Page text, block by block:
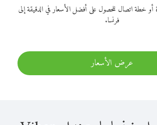
خطة اتصال للحصول على أفضل الأسعار في الدقيقة إلى
فرنسا.
عرض الأسعار